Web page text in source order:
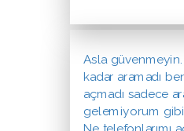
Asla
kadar aramadı
açmadı sadece
gelemiyorum gibi
Ne telefonlarımı